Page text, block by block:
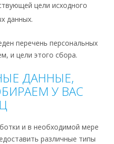
цели исходного
данных.
перечень персональных
и цели этого сбора.
ДАННЫЕ,
У ВАС
и в необходимой мере
различные типы